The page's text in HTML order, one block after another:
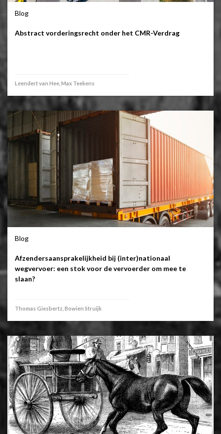
Blog
Abstract vorderingsrecht onder het CMR-Verdrag
Leendert van Hee, Max Teekens
Blog
Afzendersaansprakelijkheid bij (inter)nationaal
wegvervoer: een stok voor de vervoerder om mee te
slaan?
Thomas Giesbertz, Bowien Struijk